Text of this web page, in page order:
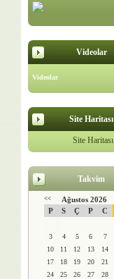
Videolar
Videolar
Site Haritası
Site Haritası
Takvim
<< Ağustos 2026
P S Ç P C
3
4 5 6 7
10
11 12 13 14
17
18 19 20 21
24
25 26 27 28